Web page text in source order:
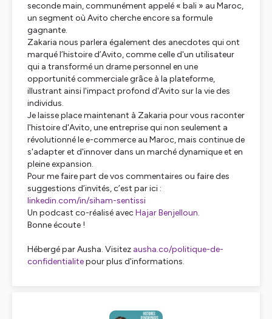
seconde main, communément appelé « bali » au Maroc,
un segment où Avito cherche encore sa formule
gagnante.
Zakaria nous parlera également des anecdotes qui ont
marqué l’histoire d’Avito, comme celle d'un utilisateur
qui a transformé un drame personnel en une
opportunité commerciale grâce à la plateforme,
illustrant ainsi l'impact profond d'Avito sur la vie des
individus.
Je laisse place maintenant à Zakaria pour vous raconter
l'histoire d'Avito, une entreprise qui non seulement a
révolutionné le e-commerce au Maroc, mais continue de
s'adapter et d'innover dans un marché dynamique et en
pleine expansion.
Pour me faire part de vos commentaires ou faire des
suggestions d’invités, c’est par ici :
linkedin.com/in/siham-sentissi
Un podcast co-réalisé avecHajar Benjelloun.
Bonne écoute !
Hébergé par Ausha. Visitez ausha.co/politique-de-
confidentialitepour plus d'informations.